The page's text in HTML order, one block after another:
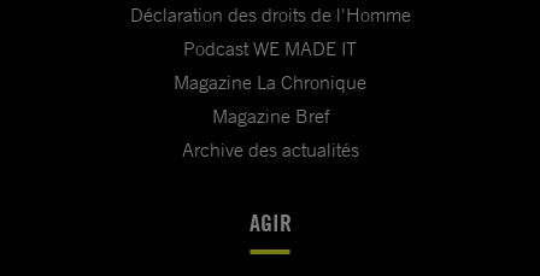
Déclaration des droits de l'Homme
Podcast WE MADE IT
Magazine La Chronique
Magazine Bref
Archive des actualités
AGIR